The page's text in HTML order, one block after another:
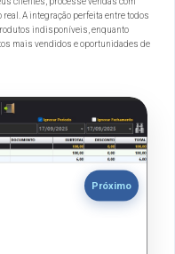
A integração perfeita entre todos
indisponíveis, enquanto
mais vendidos e oportunidades de
Próximo